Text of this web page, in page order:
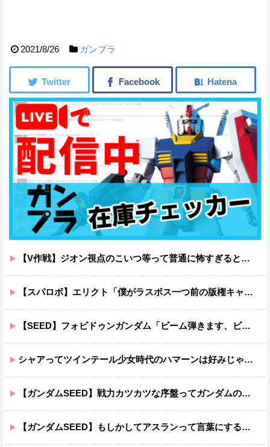
2021/8/26 ガンプラ
【V作戦】ジオン視点のこいつ等って普通に怖すぎると思う…
【スパロボ】エリクト「僕がラスボス一つ前の版権キャラ最後の敵ってちょっと荷が重すぎない？」
【SEED】フォビドゥンガンダム「ビーム弾きます、ビーム曲げられます、空飛びます」←二世代目でこれ出来るのおかしいだろ
シャアってツインテール少女時代のハマーンは好みじゃなかったの？
【ガンダムSEED】戦力カツカツな序盤ってガンダムの中だと割と珍しい気がする
【ガンダムSEED】もしかしてアスランって言葉にするのが下手なだけでめっちゃいい人なのでは？